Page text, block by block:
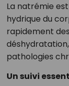
La natrémie
hydrique du
rapidement
pathologies
Un suivi